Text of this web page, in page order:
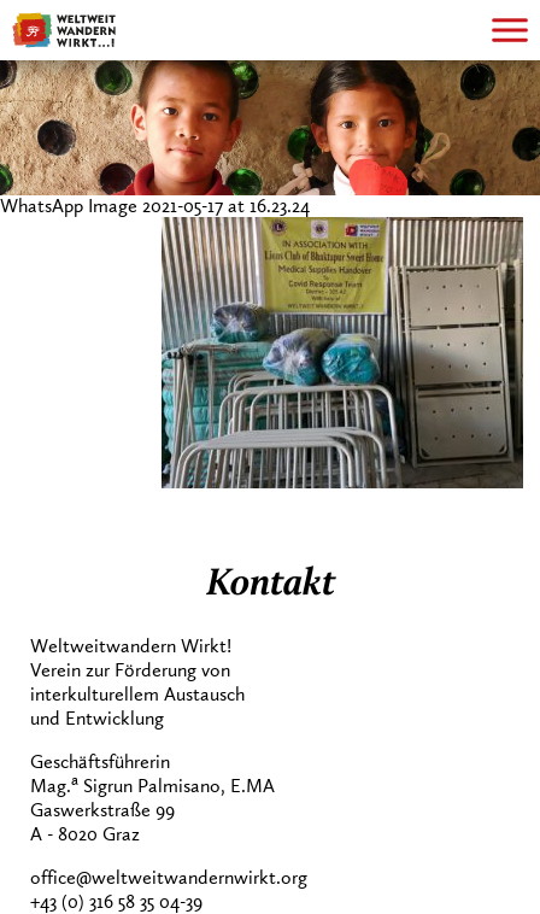
WhatsApp Image 2021-05-17 at 16.23.24
Kontakt
Weltweitwandern Wirkt!
Verein zur Förderung von
interkulturellem Austausch
und Entwicklung
Geschäftsführerin
Mag.a Sigrun Palmisano, E.MA
Gaswerkstraße 99
A - 8020 Graz
office@weltweitwandernwirkt.org
+43 (0) 316 58 35 04-39